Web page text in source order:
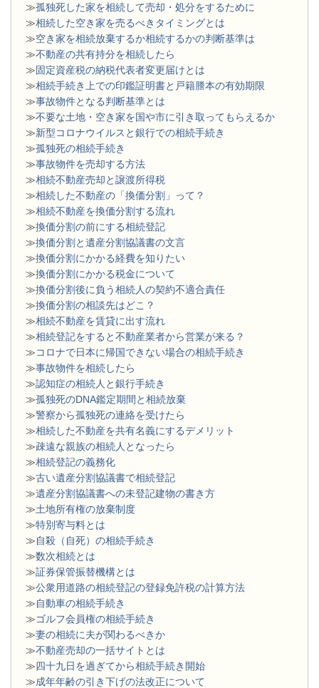
≫孤独死した家を相続して売却・処分をするために
≫相続した空き家を売るべきタイミングとは
≫空き家を相続放棄するか相続するかの判断基準は
≫不動産の共有持分を相続したら
≫固定資産税の納税代表者変更届けとは
≫相続手続き上での印鑑証明書と戸籍謄本の有効期限
≫事故物件となる判断基準とは
≫不要な土地・空き家を国や市に引き取ってもらえるか
≫新型コロナウイルスと銀行での相続手続き
≫孤独死の相続手続き
≫事故物件を売却する方法
≫相続不動産売却と譲渡所得税
≫相続した不動産の「換価分割」って？
≫相続不動産を換価分割する流れ
≫換価分割の前にする相続登記
≫換価分割と遺産分割協議書の文言
≫換価分割にかかる経費を知りたい
≫換価分割にかかる税金について
≫換価分割後に負う相続人の契約不適合責任
≫換価分割の相談先はどこ？
≫相続不動産を賃貸に出す流れ
≫相続登記をすると不動産業者から営業が来る？
≫コロナで日本に帰国できない場合の相続手続き
≫事故物件を相続したら
≫認知症の相続人と銀行手続き
≫孤独死のDNA鑑定期間と相続放棄
≫警察から孤独死の連絡を受けたら
≫相続した不動産を共有名義にするデメリット
≫疎遠な親族の相続人となったら
≫相続登記の義務化
≫古い遺産分割協議書で相続登記
≫遺産分割協議書への未登記建物の書き方
≫土地所有権の放棄制度
≫特別寄与料とは
≫自殺（自死）の相続手続き
≫数次相続とは
≫証券保管振替機構とは
≫公衆用道路の相続登記の登録免許税の計算方法
≫自動車の相続手続き
≫ゴルフ会員権の相続手続き
≫妻の相続に夫が関わるべきか
≫不動産売却の一括サイトとは
≫四十九日を過ぎてから相続手続き開始
≫成年年齢の引き下げの法改正について